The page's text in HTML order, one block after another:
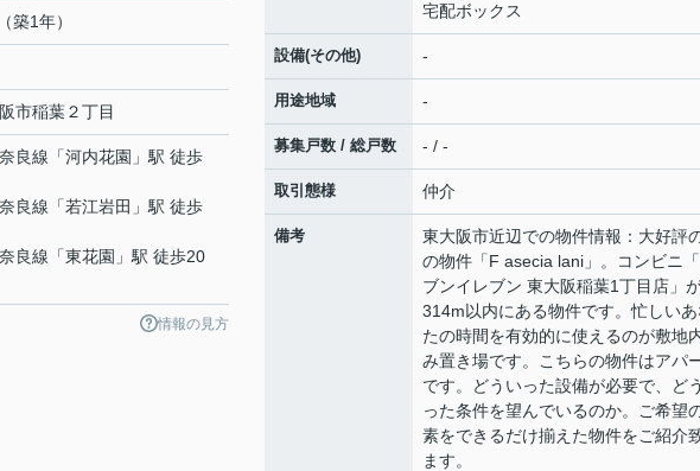
築1年）
市稲葉２丁目
良線 「河内花園 」駅 徒歩
良線 「若江岩田 」駅 徒歩
良線 「東花園 」駅 徒歩20
情報の見方
宅配ボックス
設備(その他) -
用途地域 -
募集戸数 / 総戸数 - / -
取引態様 仲介
備考
東大阪市近辺での物件情報：大好評
の物件「F asecia lani」。コンビニ
ブンイレブン 東大阪稲葉1丁目店」
314m以内にある物件です。忙しいあ
たの時間を有効的に使えるのが敷地
み置き場です。こちらの物件はアパ
です。どういった設備が必要で、ど
った条件を望んでいるのか。ご希望
素をできるだけ揃えた物件をご紹介
ます。